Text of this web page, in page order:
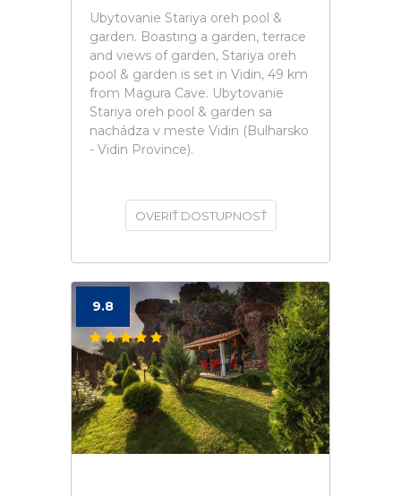
Ubytovanie Stariya oreh pool &
garden. Boasting a garden, terrace
and views of garden, Stariya oreh
pool & garden is set in Vidin, 49 km
from Magura Cave. Ubytovanie
Stariya oreh pool & garden sa
nachádza v meste Vidin (Bulharsko
- Vidin Province).
OVERIŤ DOSTUPNOSŤ
9.8